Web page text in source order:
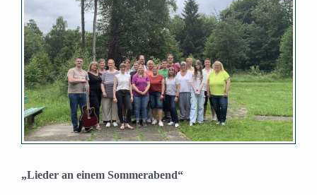
grösseres
Bild
„Lieder an einem Sommerabend“